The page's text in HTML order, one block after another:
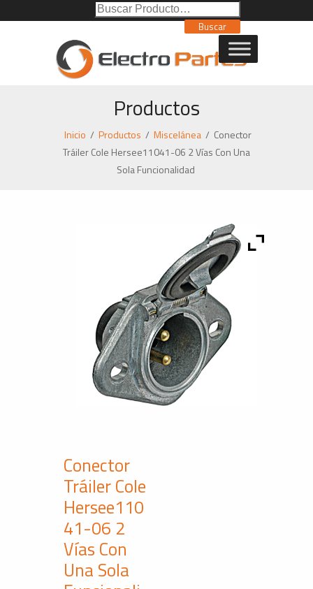
Buscar
Poducto:
Buscar
Productos
Inicio / Productos / Miscelánea / Conector
Tráiler Cole Hersee11041-06 2 Vías Con Una
Sola Funcionalidad
Conector
Tráiler Cole
Hersee110
41-06 2
Vías Con
Una Sola